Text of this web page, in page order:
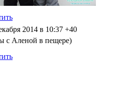
2014 в 10:37 +40
с Аленой в пещере)